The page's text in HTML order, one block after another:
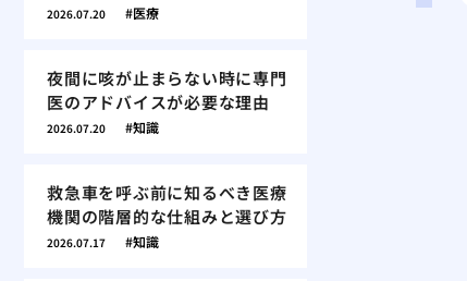
2026.07.20 医療
夜間に咳が止まらない時に専門
医のアドバイスが必要な理由
2026.07.20 知識
救急車を呼ぶ前に知るべき医療
機関の階層的な仕組みと選び方
2026.07.17 知識